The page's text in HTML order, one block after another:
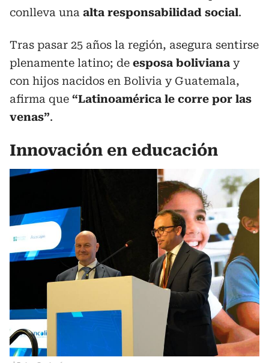
conlleva una alta responsabilidad social.
Tras pasar 25 años la región, asegura sentirse
plenamente latino; de esposa boliviana y
con hijos nacidos en Bolivia y Guatemala,
afirma que “Latinoamérica le corre por las
venas”.
Innovación en educación